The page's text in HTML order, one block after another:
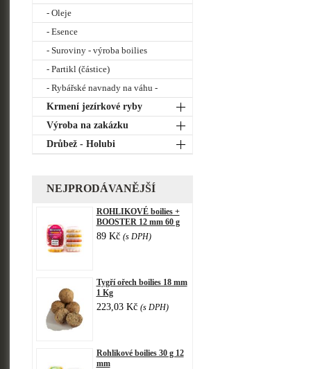
- Oleje
- Esence
- Suroviny - výroba boilies
- Partikl (částice)
- Rybářské navnady na váhu -
Krmení jezírkové ryby
Výroba na zakázku
Drůbež - Holubi
NEJPRODÁVANĚJŠÍ
ROHLIKOVÉ boilies +
BOOSTER 12 mm 60 g
89 Kč (s DPH)
Tygří ořech boilies 18 mm
1 Kg
223,03 Kč (s DPH)
Rohlikové boilies 30 g 12
mm